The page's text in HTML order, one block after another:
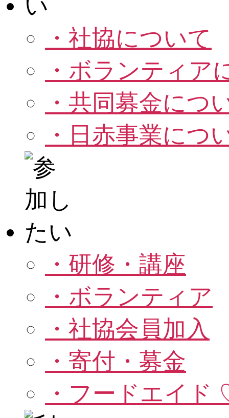
・社協について
・ボランティア
・共同募金につ
・日赤事業につ
・研修・講座
・ボランティア
・社協会員加入
・寄付・募金
・フードエイ